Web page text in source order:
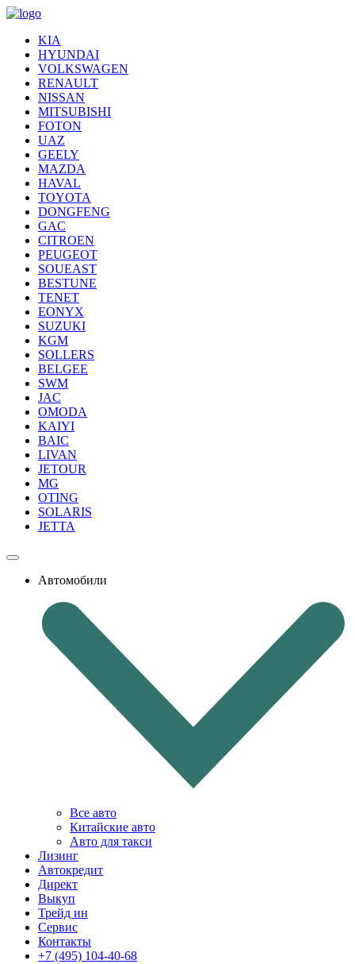
KIA
HYUNDAI
VOLKSWAGEN
RENAULT
NISSAN
MITSUBISHI
FOTON
UAZ
GEELY
MAZDA
HAVAL
TOYOTA
DONGFENG
GAC
CITROEN
PEUGEOT
SOUEAST
BESTUNE
TENET
EONYX
SUZUKI
KGM
SOLLERS
BELGEE
SWM
JAC
OMODA
KAIYI
BAIC
LIVAN
JETOUR
MG
OTING
SOLARIS
JETTA
Автомобили
Все авто
Китайские авто
Авто для такси
Лизинг
Автокредит
Директ
Выкуп
Трейд ин
Сервис
Контакты
+7 (495) 104-40-68